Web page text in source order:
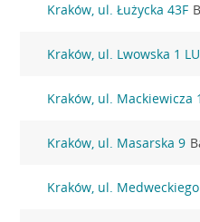
Kraków, ul. Łużycka 43F
Kraków, ul. Lwowska 1
Kraków, ul. Mackiewicza
Kraków, ul. Masarska 9
Kraków, ul.